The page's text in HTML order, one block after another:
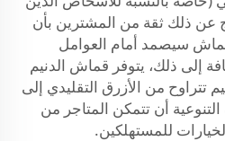
عن ذلك ثقة من المشترين بأن
سيصمد أمام العوامل
إلى ذلك، يتوفر قماش الدنيم
تتراوح من الأزرق التقليدي إلى
أن تتمكن المتاجر من
للمستهلكين.